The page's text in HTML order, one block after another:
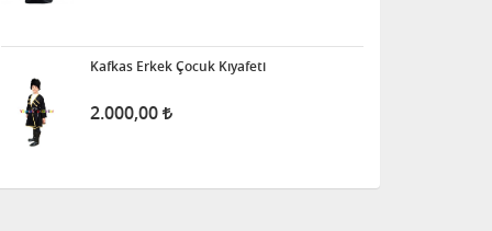
Kafkas Erkek Çocuk Kıyafeti
2.000,00